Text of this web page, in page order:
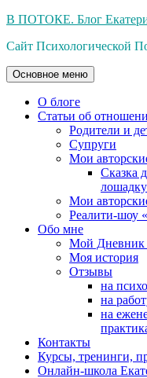
Перейти
содержимому
В ПОТОКЕ. Блог
Сайт Психологической
Основное меню
О блоге
Статьи об
Родители и
Супруги
Мои
Сказка
Мои
Реалити-шоу
Обо мне
Мой Дневник
Моя история
Отзывы
на
на
на
Контакты
Курсы, тренинги,
Онлайн-школа